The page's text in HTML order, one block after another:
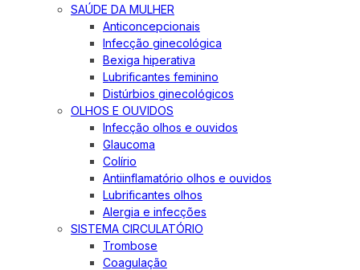
SAÚDE DA MULHER
Anticoncepcionais
Infecção ginecológica
Bexiga hiperativa
Lubrificantes feminino
Distúrbios ginecológicos
OLHOS E OUVIDOS
Infecção olhos e ouvidos
Glaucoma
Colírio
Antiinflamatório olhos e ouvidos
Lubrificantes olhos
Alergia e infecções
SISTEMA CIRCULATÓRIO
Trombose
Coagulação